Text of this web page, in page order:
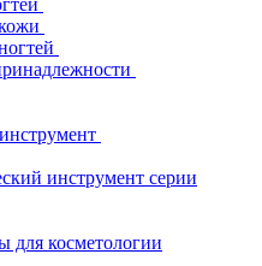
инструмент серии
для косметологии